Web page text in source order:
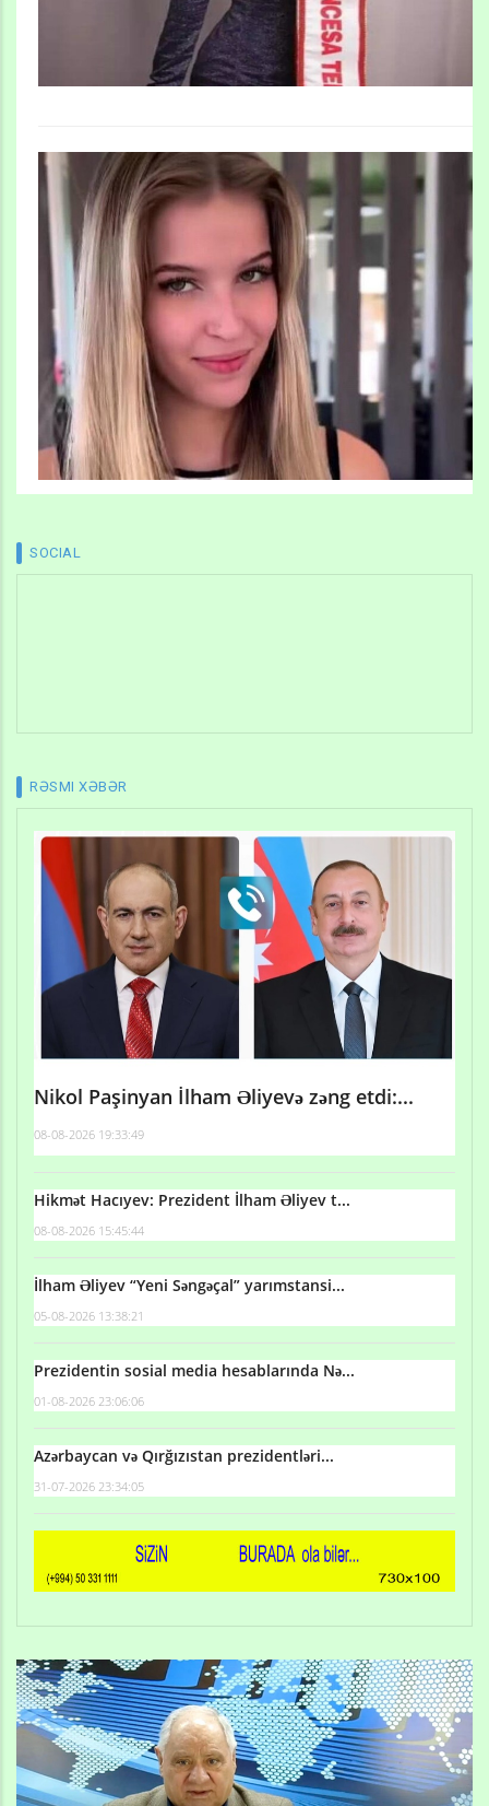
SOCIAL
RƏSMI XƏBƏR
Nikol Paşinyan İlham Əliyevə zəng etdi:...
08-08-2026 19:33:49
Hikmət Hacıyev: Prezident İlham Əliyev t...
08-08-2026 15:45:44
İlham Əliyev “Yeni Səngəçal” yarımstansi...
05-08-2026 13:38:21
Prezidentin sosial media hesablarında Nə...
01-08-2026 23:06:06
Azərbaycan və Qırğızıstan prezidentləri...
31-07-2026 23:34:05